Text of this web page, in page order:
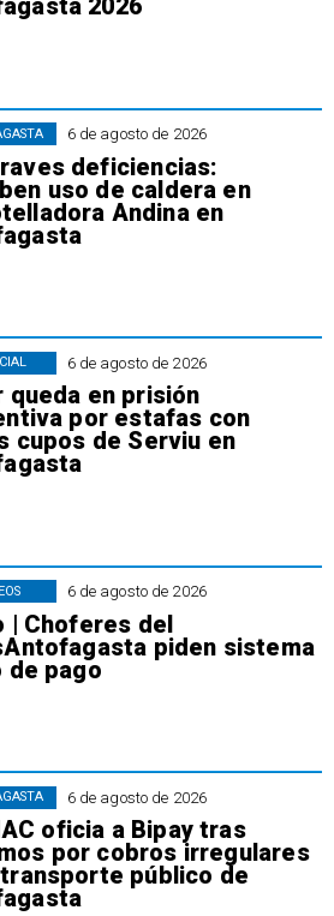
2026
6 de agosto de 2026
deficiencias:
uso de caldera en
Andina en
6 de agosto de 2026
queda en prisión
por estafas con
cupos de Serviu en
6 de agosto de 2026
| Choferes del
piden sistema
de pago
6 de agosto de 2026
oficia a Bipay tras
por cobros irregulares
público de